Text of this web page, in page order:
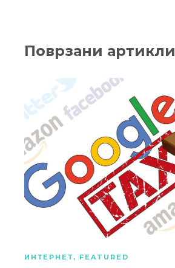
Поврзани артикли
ИНТЕРНЕТ, FEATURED